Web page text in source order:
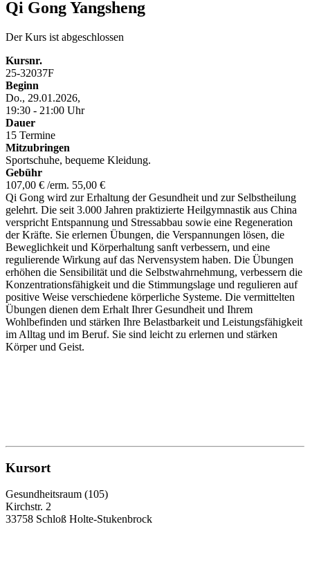
Qi Gong Yangsheng
Der Kurs ist abgeschlossen
Kursnr.
25-32037F
Beginn
Do., 29.01.2026,
19:30 - 21:00 Uhr
Dauer
15 Termine
Mitzubringen
Sportschuhe, bequeme Kleidung.
Gebühr
107,00 € /erm. 55,00 €
Qi Gong wird zur Erhaltung der Gesundheit und zur Selbstheilung
gelehrt. Die seit 3.000 Jahren praktizierte Heilgymnastik aus China
verspricht Entspannung und Stressabbau sowie eine Regeneration
der Kräfte. Sie erlernen Übungen, die Verspannungen lösen, die
Beweglichkeit und Körperhaltung sanft verbessern, und eine
regulierende Wirkung auf das Nervensystem haben. Die Übungen
erhöhen die Sensibilität und die Selbstwahrnehmung, verbessern die
Konzentrationsfähigkeit und die Stimmungslage und regulieren auf
positive Weise verschiedene körperliche Systeme. Die vermittelten
Übungen dienen dem Erhalt Ihrer Gesundheit und Ihrem
Wohlbefinden und stärken Ihre Belastbarkeit und Leistungsfähigkeit
im Alltag und im Beruf. Sie sind leicht zu erlernen und stärken
Körper und Geist.
Kursort
Gesundheitsraum (105)
Kirchstr. 2
33758 Schloß Holte-Stukenbrock